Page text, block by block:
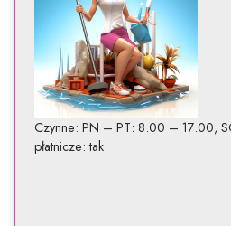
Czynne: PN – PT: 8.00 – 17.00,
płatnicze: tak